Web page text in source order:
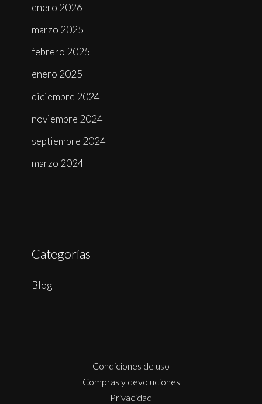
enero 2026
marzo 2025
febrero 2025
enero 2025
diciembre 2024
noviembre 2024
septiembre 2024
marzo 2024
Categorías
Blog
Condiciones de uso
Compras y devoluciones
Privacidad